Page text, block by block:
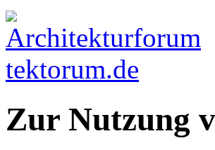
Zur Nutzung